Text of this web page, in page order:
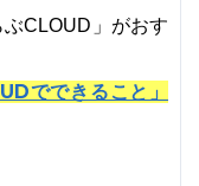
CLOUD」がおす
でできること」